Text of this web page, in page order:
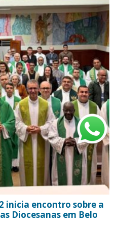
inicia encontro sobre a
Diocesanas em Belo